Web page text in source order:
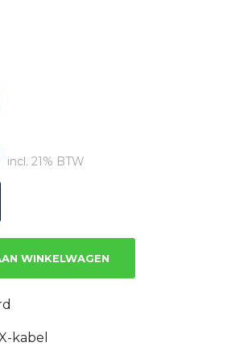
prijs
incl. 21% BTW
WINKELWAGEN
kabel